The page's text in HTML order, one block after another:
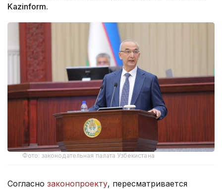
Kazinform.
Фото: законодательная палата Узбекистана
Согласно законопроекту, пересматривается